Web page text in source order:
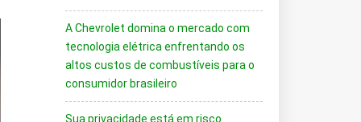
A Chevrolet domina o mercado com
tecnologia elétrica enfrentando os
altos custos de combustíveis para o
consumidor brasileiro
Sua privacidade está em risco